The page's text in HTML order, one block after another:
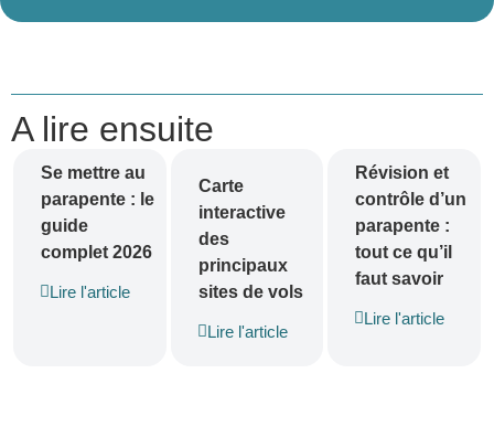
A lire ensuite
Se mettre au
parapente : le
guide
complet 2026
Lire l'article
Carte
interactive
des
principaux
sites de vols
Lire l'article
Révision et
contrôle d’un
parapente :
tout ce qu’il
faut savoir
Lire l'article